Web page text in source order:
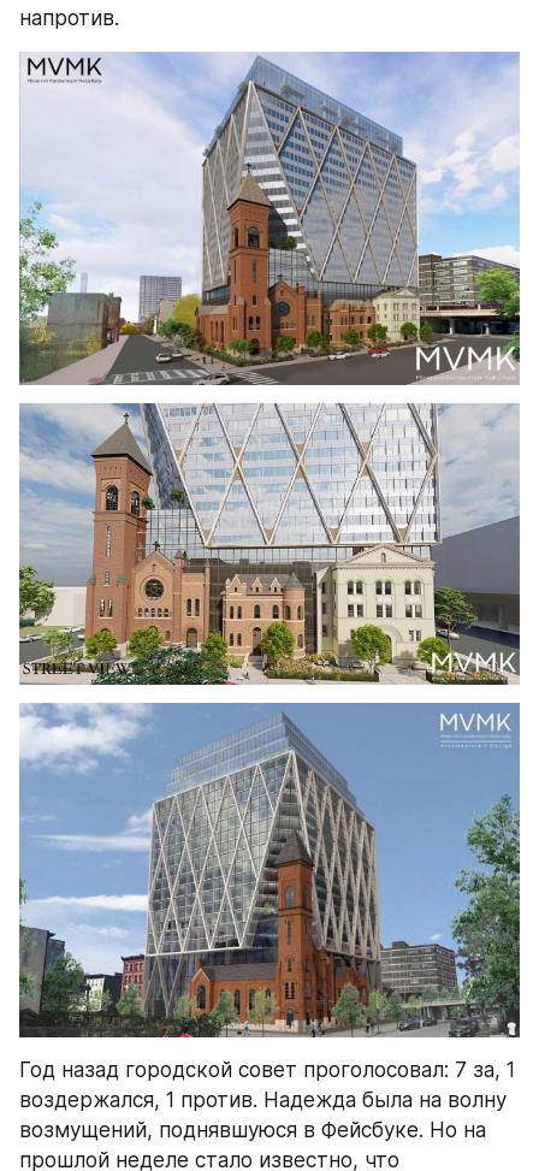
напротив.
Год назад городской совет проголосовал: 7 за, 1
воздержался, 1 против. Надежда была на волну
возмущений, поднявшуюся в Фейсбуке. Но на
прошлой неделе стало известно, что